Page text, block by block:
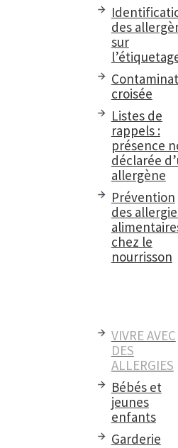
des
sur
croisée
Listes de
rappels :
présence
déclarée
allergène
Prévention
des
chez le
nourrisson
VIVRE AVEC
DES
ALLERGIES
Bébés et
jeunes
enfants
Garderie